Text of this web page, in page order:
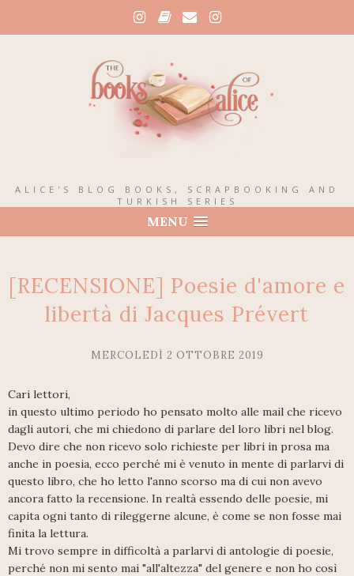
ALICE'S BLOG BOOKS, SCRAPBOOKING AND
TURKISH SERIES
MENU
[RECENSIONE] Poesie d'amore e
libertà di Jacques Prévert
MERCOLEDÌ 2 OTTOBRE 2019
Cari lettori,
in questo ultimo periodo ho pensato molto alle mail che ricevo
dagli autori, che mi chiedono di parlare del loro libri nel blog.
Devo dire che non ricevo solo richieste per libri in prosa ma
anche in poesia, ecco perché mi è venuto in mente di parlarvi di
questo libro, che ho letto l'anno scorso ma di cui non avevo
ancora fatto la recensione. In realtà essendo delle poesie, mi
capita ogni tanto di rileggerne alcune, è come se non fosse mai
finita la lettura.
Mi trovo sempre in difficoltà a parlarvi di antologie di poesie,
perché non mi sento mai "all'altezza" del genere e non ho così